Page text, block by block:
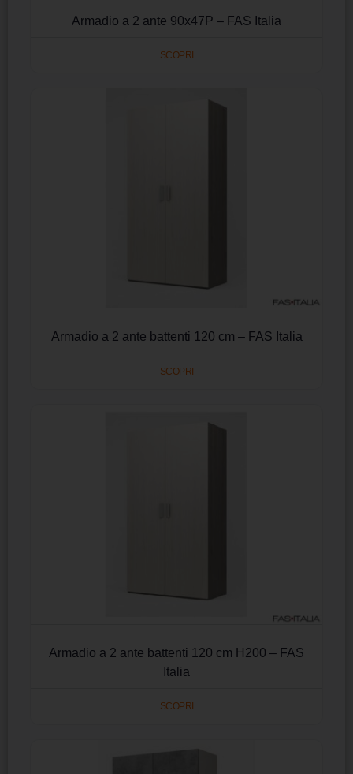
Armadio a 2 ante 90x47P – FAS Italia
SCOPRI
Armadio a 2 ante battenti 120 cm – FAS Italia
SCOPRI
Armadio a 2 ante battenti 120 cm H200 – FAS
Italia
SCOPRI